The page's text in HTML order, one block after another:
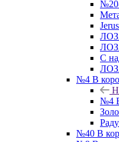
С
№4 В
№4
№40 В